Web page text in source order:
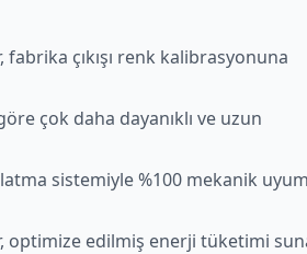
çıkışı renk kalibrasyonuna
çok daha dayanıklı ve uzun
sistemiyle %100 mekanik uyum
optimize edilmiş enerji tüketimi